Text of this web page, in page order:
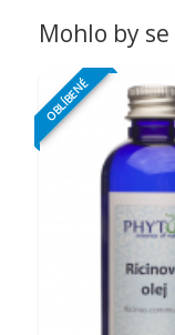
Mohlo by
OBLÍBENÉ